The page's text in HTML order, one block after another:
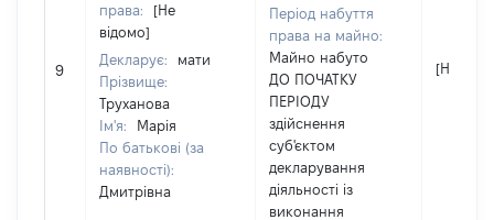
9
права:
[Не
відомо]
Декларує:
мати
Прізвище:
Труханова
Ім'я:
Марія
По батькові (за
наявності):
Дмитрівна
Період набуття
права на майно:
Майно набуто
ДО ПОЧАТКУ
ПЕРІОДУ
здійснення
суб'єктом
декларування
діяльності із
виконання
[Не